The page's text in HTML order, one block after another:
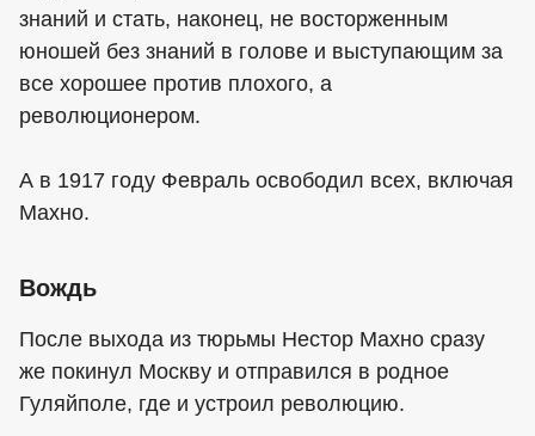
знаний и стать, наконец, не восторженным
юношей без знаний в голове и выступающим за
все хорошее против плохого, а
революционером.
А в 1917 году Февраль освободил всех, включая
Махно.
Вождь
После выхода из тюрьмы Нестор Махно сразу
же покинул Москву и отправился в родное
Гуляйполе, где и устроил революцию.